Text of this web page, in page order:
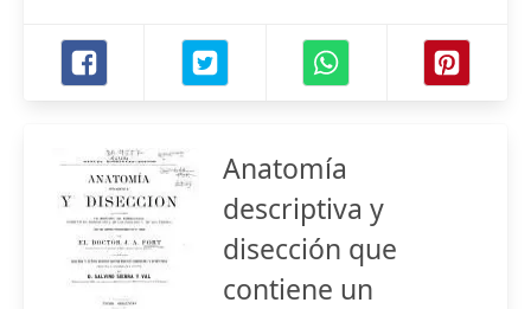
Anatomía
descriptiva y
disección que
contiene un